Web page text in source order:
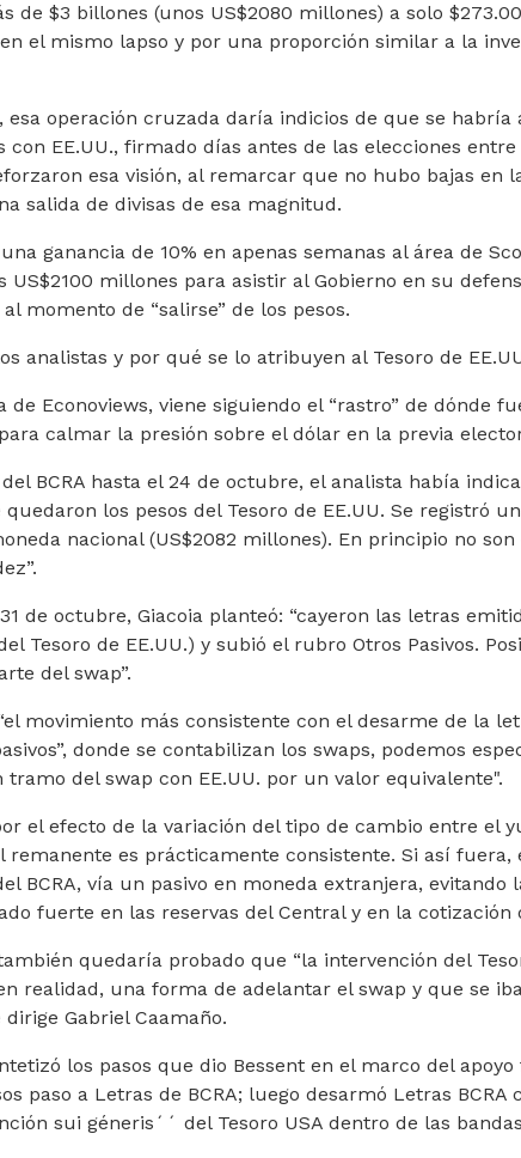
de $3 billones (unos US$2080 millones) a solo
el mismo lapso y por una proporción similar a la
esa operación cruzada daría indicios de que se habría
EE.UU., firmado días antes de las elecciones entre
esa visión, al remarcar que no hubo bajas en
salida de divisas de esa magnitud.
ganancia de 10% en apenas semanas al área de
US$2100 millones para asistir al Gobierno en su
momento de “salirse” de los pesos.
analistas y por qué se lo atribuyen al Tesoro de
de Econoviews, viene siguiendo el “rastro” de dónde
calmar la presión sobre el dólar en la previa
BCRA hasta el 24 de octubre, el analista había
los pesos del Tesoro de EE.UU. Se registró
nacional (US$2082 millones). En principio no
de octubre, Giacoia planteó: “cayeron las letras
Tesoro de EE.UU.) y subió el rubro Otros Pasivos.
del swap”.
movimiento más consistente con el desarme de la
donde se contabilizan los swaps, podemos
del swap con EE.UU. por un valor equivalente".
el efecto de la variación del tipo de cambio entre el
remanente es prácticamente consistente. Si así fuera,
BCRA, vía un pasivo en moneda extranjera, evitando
fuerte en las reservas del Central y en la cotización
quedaría probado que “la intervención del
realidad, una forma de adelantar el swap y que se
Gabriel Caamaño.
los pasos que dio Bessent en el marco del apoyo
paso a Letras de BCRA; luego desarmó Letras BCRA
sui géneris´´ del Tesoro USA dentro de las